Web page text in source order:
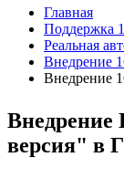
Главная
Поддержка
Реальная
Внедрение
Внедрение
версия"